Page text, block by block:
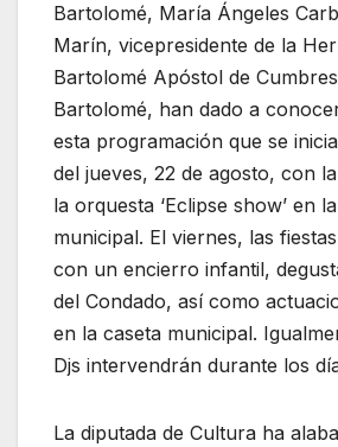
Bartolomé, María Ángeles
Marín, vicepresidente de la
Bartolomé Apóstol de
Bartolomé, han dado a
esta programación que se
del jueves, 22 de agosto, con
la orquesta ‘Eclipse show’ en
municipal. El viernes, las
con un encierro infantil,
del Condado, así como
en la caseta municipal.
Djs intervendrán durante los
La diputada de Cultura ha